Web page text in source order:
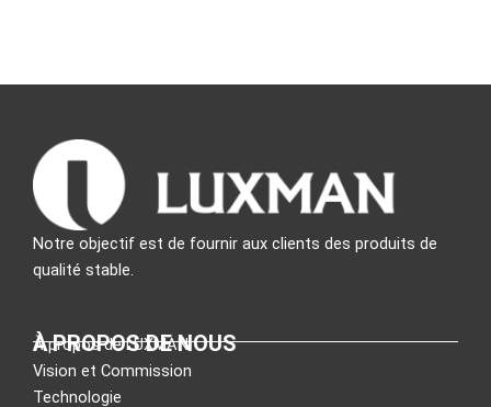
Notre objectif est de fournir aux clients des produits de
qualité stable.
À PROPOS DE NOUS
À propos de LUXMAN
Vision et Commission
Technologie